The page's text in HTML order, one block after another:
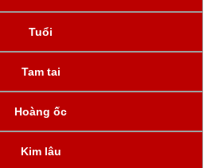
Tuổi
Tam tai
Hoàng ốc
Kim lâu